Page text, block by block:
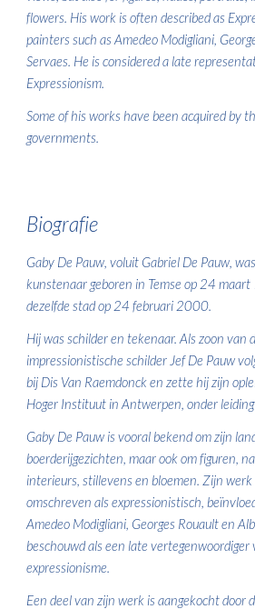
flowers. His work is often described as
painters such as Amedeo Modigliani,
Servaes. He is considered a late
Expressionism.
Some of his works have been acquired by
governments.
Biografie
Gaby De Pauw, voluit Gabriel De Pauw,
kunstenaar geboren in Temse op 24
dezelfde stad op 24 februari 2000.
Hij was schilder en tekenaar. Als zoon van
impressionistische schilder Jef De Pauw
bij Dis Van Raemdonck en zette hij zijn
Hoger Instituut in Antwerpen, onder
Gaby De Pauw is vooral bekend om zijn
boerderijgezichten, maar ook om figuren,
interieurs, stillevens en bloemen. Zijn
omschreven als expressionistisch,
Amedeo Modigliani, Georges Rouault en
beschouwd als een late vertegenwoordiger
expressionisme.
Een deel van zijn werk is aangekocht door